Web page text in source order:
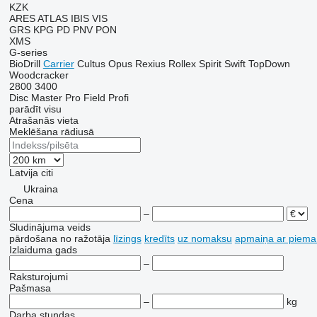
KZK
ARES ATLAS IBIS VIS
GRS KPG PD PNV PON
XMS
G-series
BioDrill Carrier Cultus Opus Rexius Rollex Spirit Swift TopDown
Woodcracker
2800 3400
Disc Master Pro Field Profi
parādīt visu
Atrašanās vieta
Meklēšana rādiusā
Latvija citi
Ukraina
Cena
–
Sludinājuma veids
pārdošana no ražotāja līzings kredīts uz nomaksu apmaiņa ar
Izlaiduma gads
–
Raksturojumi
Pašmasa
–
kg